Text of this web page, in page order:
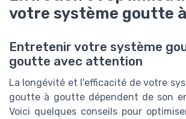
votre système goutte
Entretenir votre système
goutte avec attention
La longévité et l'efficacité de votre
goutte à goutte dépendent de son
Voici quelques conseils pour